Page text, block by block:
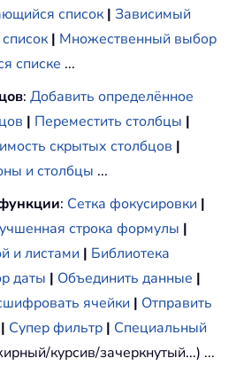
список | Зависимый
| Множественный выбор
списке ...
: Добавить определённое
| Переместить столбцы |
скрытых столбцов |
и столбцы ...
: Сетка фокусировки |
строка формулы |
и листами | Библиотека
даты | Объединить данные |
ячейки | Отправить
| Супер фильтр | Специальный
курсив/зачеркнутый...) ...